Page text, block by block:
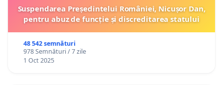
Suspendarea Președintelui României, Nicușor Dan,
pentru abuz de funcție și discreditarea statului
48 542 semnături
978 Semnături / 7 zile
1 Oct 2025